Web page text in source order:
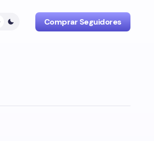
Comprar Seguidores